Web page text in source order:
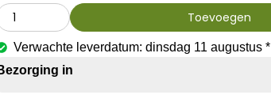
Toevoegen
Verwachte leverdatum: dinsdag 11 augustus *
in